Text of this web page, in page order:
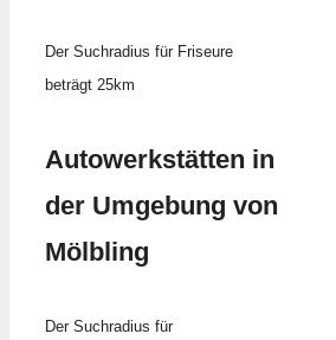
Der Suchradius für Friseure
beträgt 25km
Autowerkstätten in
der Umgebung von
Mölbling
Der Suchradius für